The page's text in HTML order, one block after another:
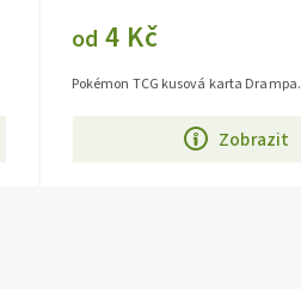
od 4 Kč
Zobrazit
Pokémon TCG kusová karta Drampa.